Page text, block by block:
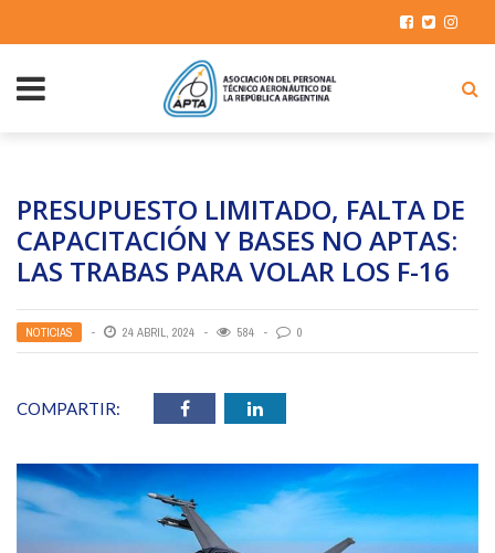
PRESUPUESTO LIMITADO, FALTA DE
CAPACITACIÓN Y BASES NO APTAS:
LAS TRABAS PARA VOLAR LOS F-16
NOTICIAS 24 ABRIL, 2024 584 0
COMPARTIR: